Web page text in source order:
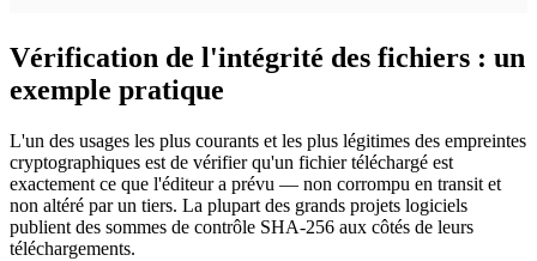
Vérification de l'intégrité des fichiers : un
exemple pratique
L'un des usages les plus courants et les plus légitimes des empreintes
cryptographiques est de vérifier qu'un fichier téléchargé est
exactement ce que l'éditeur a prévu — non corrompu en transit et
non altéré par un tiers. La plupart des grands projets logiciels
publient des sommes de contrôle SHA-256 aux côtés de leurs
téléchargements.